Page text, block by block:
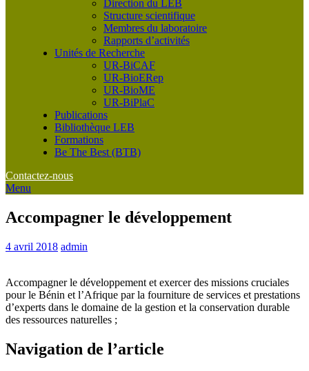
Direction du LEB
Structure scientifique
Membres du laboratoire
Rapports d’activités
Unités de Recherche
UR-BiCAF
UR-BioERep
UR-BioME
UR-BiPlaC
Publications
Bibliothèque LEB
Formations
Be The Best (BTB)
Contactez-nous
Menu
Accompagner le développement
4 avril 2018 admin
Accompagner le développement et exercer des missions cruciales
pour le Bénin et l’Afrique par la fourniture de services et prestations
d’experts dans le domaine de la gestion et la conservation durable
des ressources naturelles ;
Navigation de l’article